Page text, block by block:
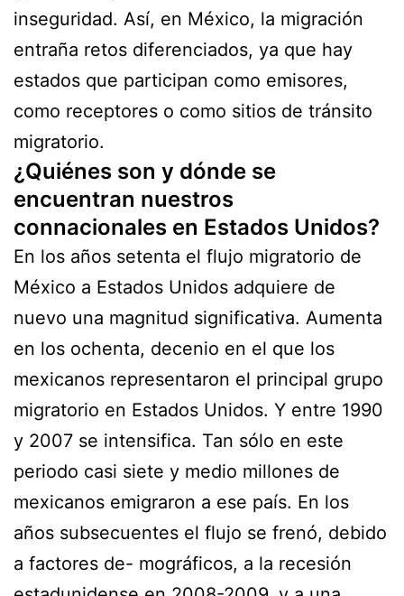
inseguridad. Así, en México, la migración
entraña retos diferenciados, ya que hay
estados que participan como emisores,
como receptores o como sitios de tránsito
migratorio.
¿Quiénes son y dónde se
encuentran nuestros
connacionales en Estados Unidos?
En los años setenta el flujo migratorio de
México a Estados Unidos adquiere de
nuevo una magnitud significativa. Aumenta
en los ochenta, decenio en el que los
mexicanos representaron el principal grupo
migratorio en Estados Unidos. Y entre 1990
y 2007 se intensifica. Tan sólo en este
periodo casi siete y medio millones de
mexicanos emigraron a ese país. En los
años subsecuentes el flujo se frenó, debido
a factores de- mográficos, a la recesión